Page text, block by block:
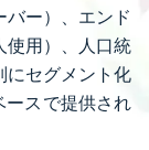
バー）、エンド
使用）、人口統
にセグメント化
ースで提供され